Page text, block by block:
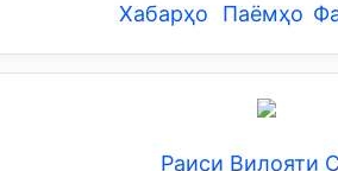
Хабарҳо Паёмҳо
Раиси Вилояти